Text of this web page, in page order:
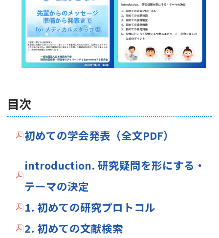
目次
初めての学会発表（全文PDF）
introduction. 研究疑問を形にする・
テーマの決定
1. 初めての研究プロトコル
2. 初めての文献検索